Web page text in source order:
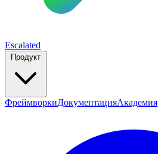
Escalated
ФреймворкиДокументацияАкадемия